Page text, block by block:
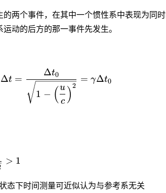
两个事件，在其中一个惯性系中表现为同
动的后方的那一事件先发生。
Δt =
1 − ( c
u )2
Δt0 = γΔt0
> 1
态下时间测量可近似认为与参考系无关